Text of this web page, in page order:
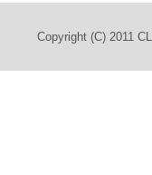
Copyright (C) 2011